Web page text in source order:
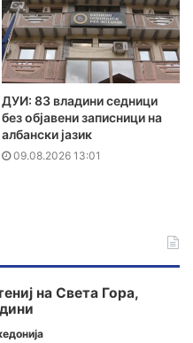
ДУИ: 83 владини седници
без објавени записници на
албански јазик
09.08.2026 13:01
на Света Гора,